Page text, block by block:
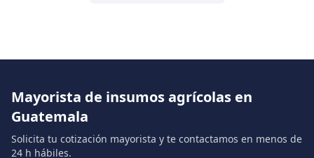
Mayorista de insumos agrícolas en
Guatemala
Solicita tu cotización mayorista y te contactamos en menos de
24 h hábiles.